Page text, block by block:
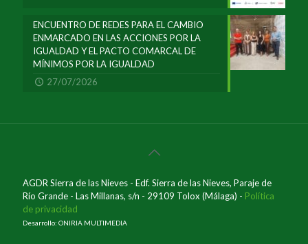
ENCUENTRO DE REDES PARA EL CAMBIO
ENMARCADO EN LAS ACCIONES POR LA
IGUALDAD Y EL PACTO COMARCAL DE
MÍNIMOS POR LA IGUALDAD
27/07/2026
AGDR Sierra de las Nieves - Edf. Sierra de las Nieves, Paraje de
Río Grande - Las Millanas, s/n - 29109 Tolox (Málaga) - Política
de privacidad
Desarrollo: ONIRIA MULTIMEDIA